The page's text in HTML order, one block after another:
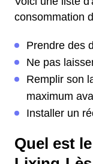
consommation
Prendre des
Ne pas
Remplir son
maximum
Installer un
Quel est